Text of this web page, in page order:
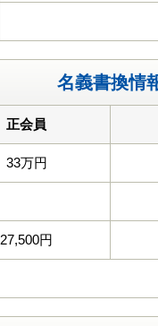
名義書換情
正会員
33万円
27,500円